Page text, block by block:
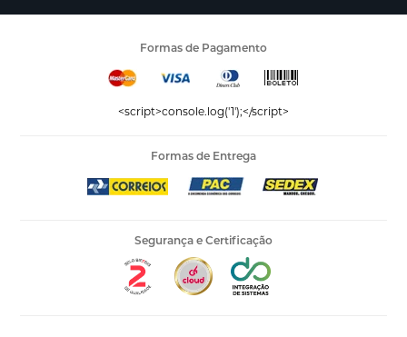
Formas de Pagamento
<script>console.log('1');</script>
Formas de Entrega
Segurança e Certificação